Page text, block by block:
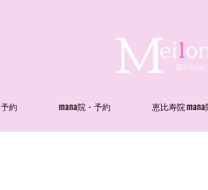
約 mana院・予約 恵比寿院 mana